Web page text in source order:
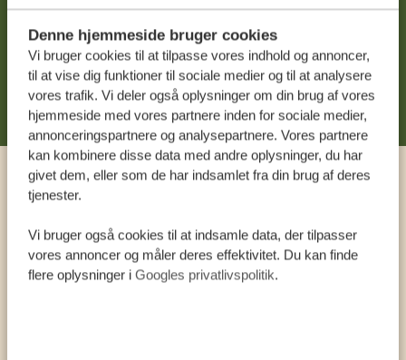
Denne hjemmeside bruger cookies
Vi bruger cookies til at tilpasse vores indhold og annoncer,
til at vise dig funktioner til sociale medier og til at analysere
vores trafik. Vi deler også oplysninger om din brug af vores
hjemmeside med vores partnere inden for sociale medier,
annonceringspartnere og analysepartnere. Vores partnere
kan kombinere disse data med andre oplysninger, du har
givet dem, eller som de har indsamlet fra din brug af deres
tjenester.
Vi bruger også cookies til at indsamle data, der tilpasser
vores annoncer og måler deres effektivitet. Du kan finde
flere oplysninger i Googles privatlivspolitik.
DIN DRØMMEREJSE VENTER – START
PLANLÆGNINGEN NU
Ring til en ekspert
VORES SPECIALISTER SIDDER KLAR TIL AT
HJÆLPE DIG